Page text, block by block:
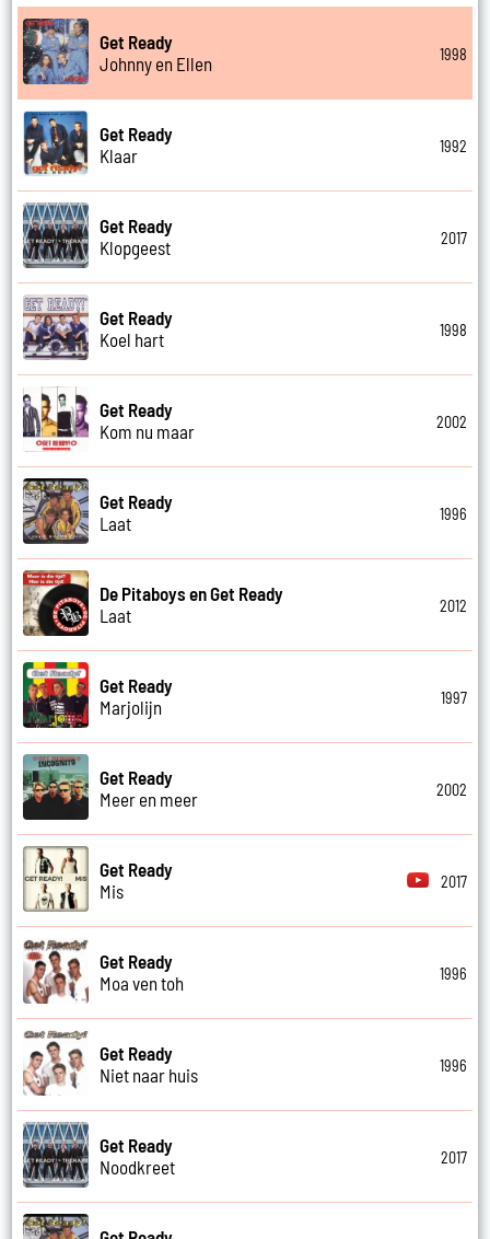
Get Ready
Johnny en Ellen
1998
Get Ready
Klaar
1992
Get Ready
Klopgeest
2017
Get Ready
Koel hart
1998
Get Ready
Kom nu maar
2002
Get Ready
Laat
1996
De Pitaboys en Get Ready
Laat
2012
Get Ready
Marjolijn
1997
Get Ready
Meer en meer
2002
Get Ready
Mis
2017
Get Ready
Moa ven toh
1996
Get Ready
Niet naar huis
1996
Get Ready
Noodkreet
2017